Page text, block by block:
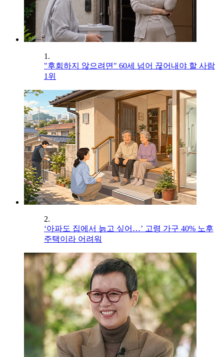
1.
"후회하지 않으려면" 60세 넘어 끊어내야 할 사람
1위
2.
‘아파도 집에서 늙고 싶어…’ 고령 가구 40% 노후
주택이라 어려워